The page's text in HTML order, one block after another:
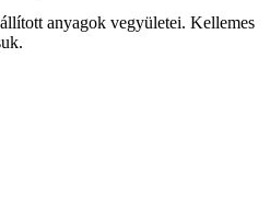
anyagok vegyületei. Kellemes